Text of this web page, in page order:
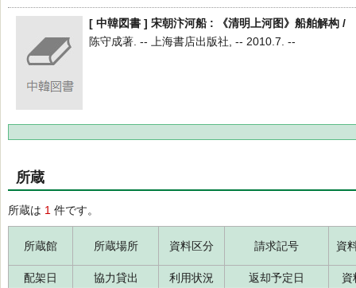
[ 中韓図書 ] 宋朝汴河船 : 《清明上河图》船舶解构 /
陈守成著. -- 上海書店出版社, -- 2010.7. --
所蔵
所蔵は 1 件です。
所蔵館 所蔵場所 資料区分 請求記号 資
配架日 協力貸出 利用状況 返却予定日 資